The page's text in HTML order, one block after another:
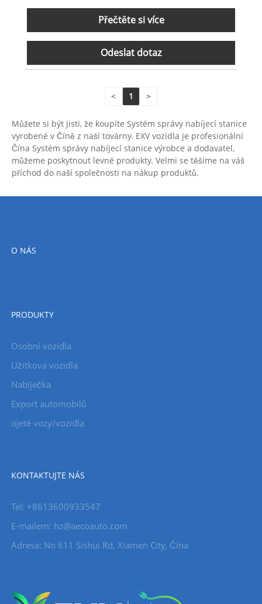
Přečtěte si více
Odeslat dotaz
< 1 >
Můžete si být jisti, že koupíte Systém správy nabíjecí stanice
vyrobené v Číně z naší továrny. EXV vozidla je profesionální
Čína Systém správy nabíjecí stanice výrobce a dodavatel,
můžeme poskytnout levné produkty. Velmi se těšíme na váš
příchod do naší společnosti na nákup produktů.
O NÁS
PRODUKTY
Osobní vozidla
Užitková vozidla
Nabíječka
Export automobilů
ojeté vozy/vozidla
KONTAKTUJTE NÁS
Tel: +8613600933547
E-mailem: hz@aecoauto.com
Adresa: No 611 Sishui Rd, Xiamen City, Čína